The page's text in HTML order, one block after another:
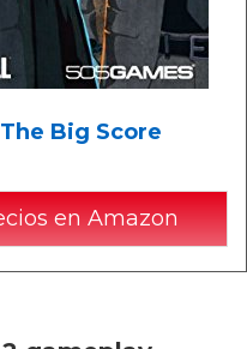
Big Score
en Amazon